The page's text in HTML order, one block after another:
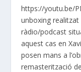
https://youtu.be/
unboxing realitzat
ràdio/podcast
aquest cas en
posen mans a
remasterització